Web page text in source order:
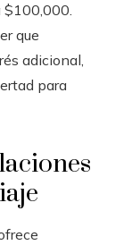
$100,000.
que
adicional,
para